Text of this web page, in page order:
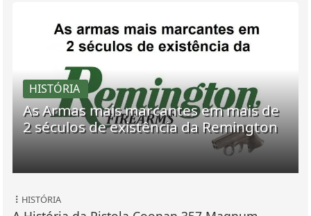
HISTÓRIA
As Armas mais marcantes em mais de
2 séculos de existência da Remington
HISTÓRIA